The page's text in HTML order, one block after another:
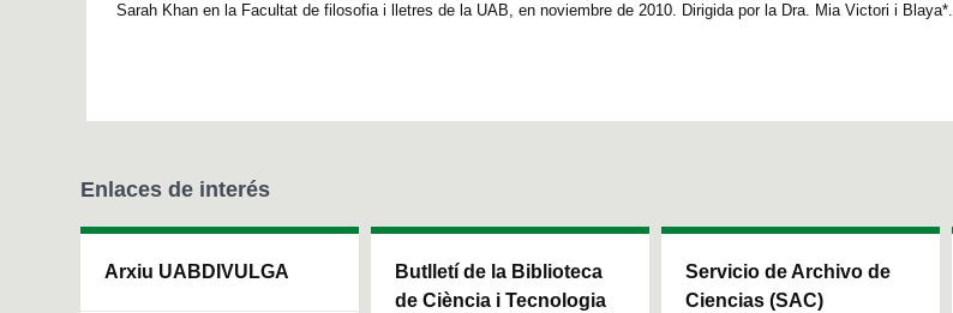
Sarah Khan en la Facultat de filosofia i lletres de la UAB, en noviembre de 2010. Dirigida por la Dra. Mia Victori i Blaya*.
Enlaces de interés
Arxiu UABDIVULGA
Butlletí de la Biblioteca
de Ciència i Tecnologia
Servicio de Archivo de
Ciencias (SAC)